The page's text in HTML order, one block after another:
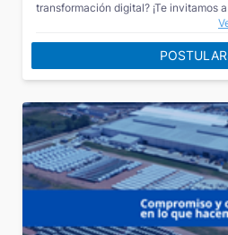
transformación digital? ¡Te invitamos